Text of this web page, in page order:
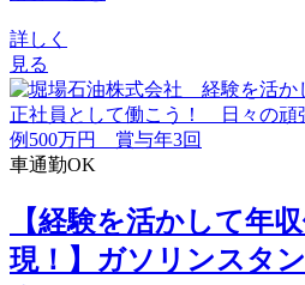
詳しく
見る
車通勤OK
【経験を活かして年
現！】ガソリンスタ